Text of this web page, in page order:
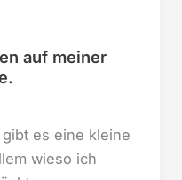
auf meiner
es eine kleine
wieso ich